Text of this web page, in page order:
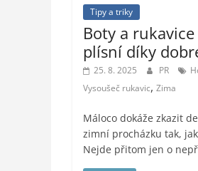
Tipy a triky
Boty a
plísní díky
25. 8. 2025 PR
Vysoušeč rukavic, Zima
Máloco dokáže zkazit
zimní procházku tak,
Nejde přitom jen o